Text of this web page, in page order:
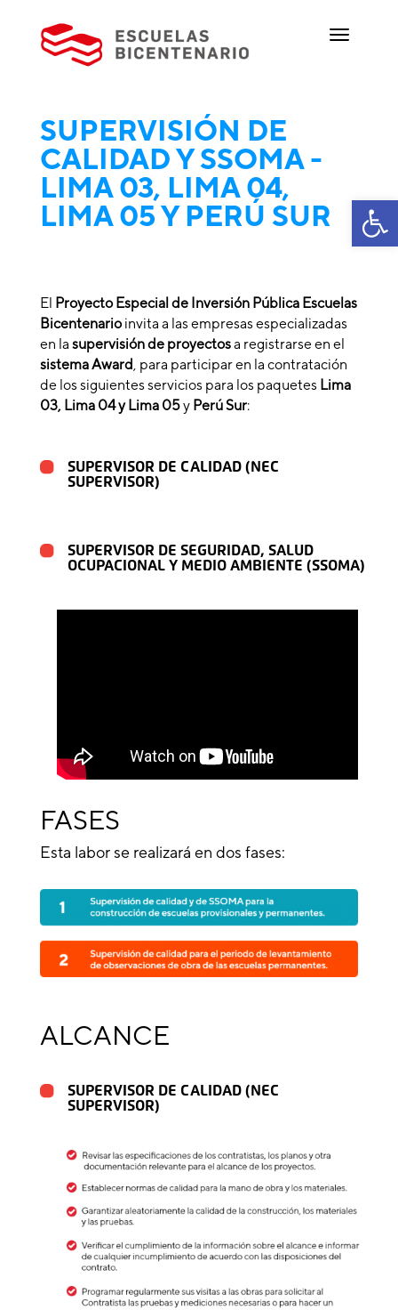
SUPERVISIÓN DE
CALIDAD Y SSOMA -
LIMA 03, LIMA 04,
LIMA 05 Y PERÚ SUR
El Proyecto Especial de Inversión Pública Escuelas
Bicentenarioinvita a las empresas especializadas
en la supervisión de proyectosa registrarse en el
sistema Award, para participar en la contratación
de los siguientes servicios para los paquetes Lima
03, Lima 04 y Lima 05y Perú Sur:
SUPERVISOR DE CALIDAD (NEC
SUPERVISOR)
SUPERVISOR DE SEGURIDAD, SALUD
OCUPACIONAL Y MEDIO AMBIENTE (SSOMA)
FASES
Esta labor se realizará en dos fases:
ALCANCE
SUPERVISOR DE CALIDAD (NEC
SUPERVISOR)